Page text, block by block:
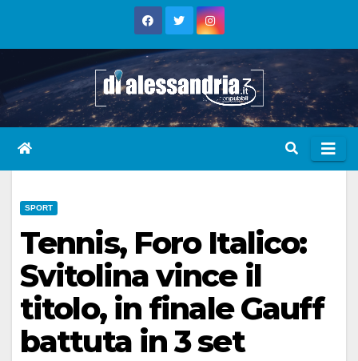
SPORT
Tennis, Foro Italico:
Svitolina vince il
titolo, in finale Gauff
battuta in 3 set